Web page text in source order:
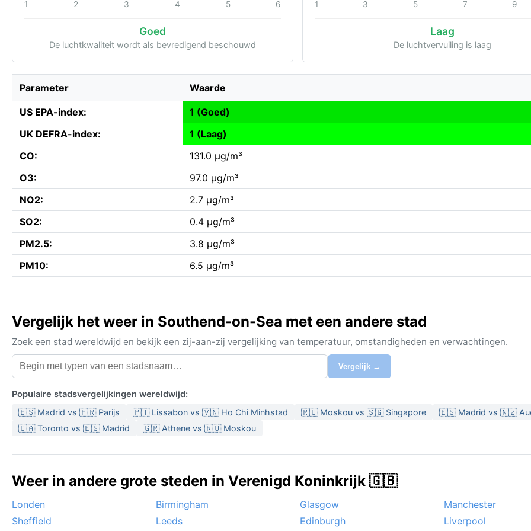
1 2 3 4 5 6
Goed
De luchtkwaliteit wordt als bevredigend beschouwd
1 3 5 7 9
Laag
De luchtvervuiling is laag
Parameter Waarde
US EPA-index:
1 (Goed)
UK DEFRA-index:
1 (Laag)
CO:
131.0 µg/m³
O3:
97.0 µg/m³
NO2:
2.7 µg/m³
SO2:
0.4 µg/m³
PM2.5:
3.8 µg/m³
PM10:
6.5 µg/m³
Vergelijk het weer in Southend-on-Sea met een andere stad
Zoek een stad wereldwijd en bekijk een zij-aan-zij vergelijking van temperatuur, omstandigheden en verwachtingen.
Vergelijk →
Populaire stadsvergelijkingen wereldwijd:
🇪🇸 Madrid vs 🇫🇷 Parijs 🇵🇹 Lissabon vs 🇻🇳 Ho Chi Minhstad 🇷🇺 Moskou vs 🇸🇬 Singapore
🇪🇸 Madrid vs 🇳🇿
🇨🇦 Toronto vs 🇪🇸 Madrid
🇬🇷 Athene vs 🇷🇺 Moskou
Weer in andere grote steden in Verenigd Koninkrijk 🇬🇧
Londen Birmingham Glasgow
Manchester
Sheffield
Leeds Edinburgh Liverpool